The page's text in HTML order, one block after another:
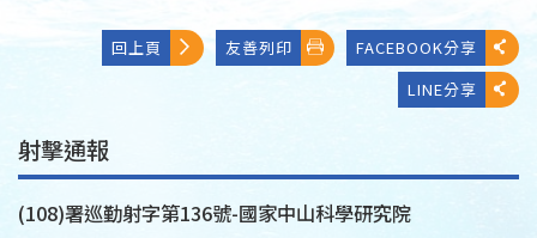
回上頁 友善列印
FACEBOOK分享
LINE分享
射擊通報
(108)署巡勤射字第136號-國家中山科學研究院